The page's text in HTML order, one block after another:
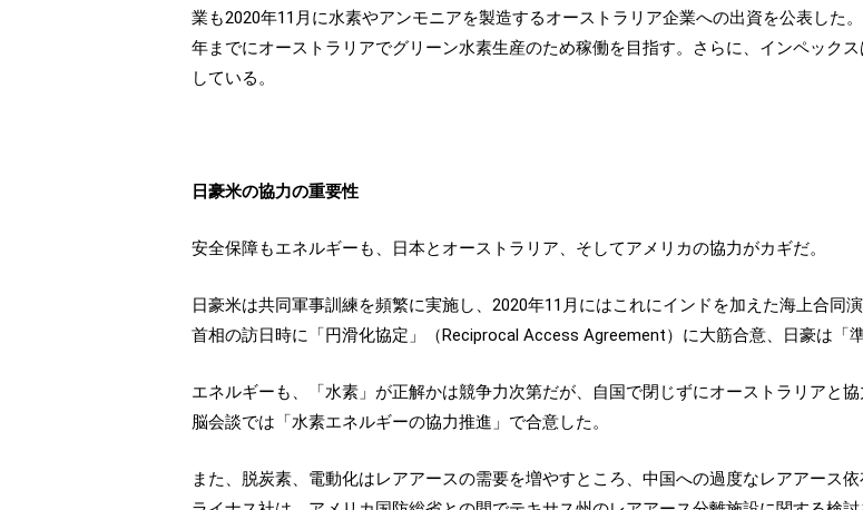
業も2020年11月に水素やアンモニアを製造するオーストラリア企業への出資を公表した
年までにオーストラリアでグリーン水素生産のため稼働を目指す。さらに、インペック
している。
日豪米の協力の重要性
安全保障もエネルギーも、日本とオーストラリア、そしてアメリカの協力がカギだ。
日豪米は共同軍事訓練を頻繁に実施し、2020年11月にはこれにインドを加えた海上合同
首相の訪日時に「円滑化協定」（Reciprocal Access Agreement）に大筋合意、日豪は「
エネルギーも、「水素」が正解かは競争力次第だが、自国で閉じずにオーストラリアと
脳会談では「水素エネルギーの協力推進」で合意した。
また、脱炭素、電動化はレアアースの需要を増やすところ、中国への過度なレアアース